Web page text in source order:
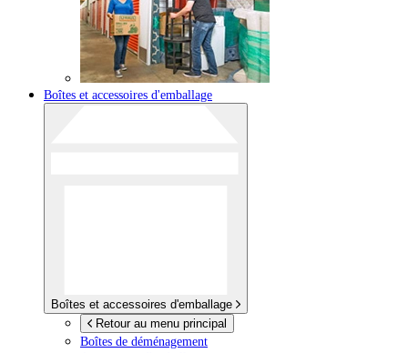
Boîtes et accessoires d'emballage
Boîtes et accessoires d'emballage
Retour au menu principal
Boîtes de déménagement